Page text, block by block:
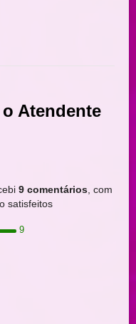
Atendente
9 comentários , com
satisfeitos
9